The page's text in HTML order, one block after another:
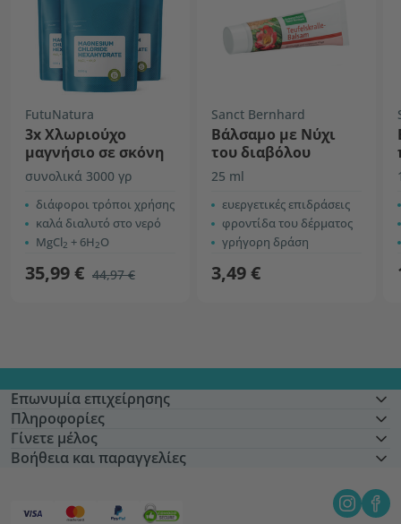
FutuNatura
3x Χλωριούχο
μαγνήσιο σε σκόνη
συνολικά 3000 γρ
διάφοροι τρόποι χρήσης
καλά διαλυτό στο νερό
MgCl2 + 6H2O
35,99 € 44,97 €
Sanct Bernhard
Βάλσαμο με Nύχι
του διαβόλου
25 ml
ευεργετικές επιδράσεις
φροντίδα του δέρματος
γρήγορη δράση
3,49 €
Επωνυμία επιχείρησης
Πληροφορίες
Γίνετε μέλος
Βοήθεια και παραγγελίες